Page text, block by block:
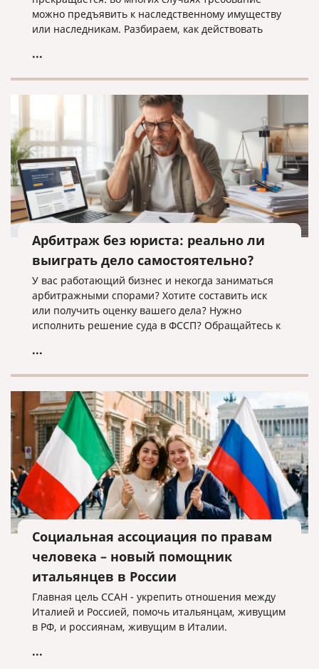
можно предъявить к наследственному имуществу
или наследникам. Разбираем, как действовать
наследство, еще не приняли его или когда
...
Арбитраж без юриста: реально ли
выиграть дело самостоятельно?
У вас работающий бизнес и некогда заниматься
арбитражными спорами? Хотите составить иск
или получить оценку вашего дела? Нужно
исполнить решение суда в ФССП? Обращайтесь к
...
Социальная ассоциация по правам
человека – новый помощник
итальянцев в России
Главная цель ССАН - укрепить отношения между
Италией и Россией, помочь итальянцам, живущим
в РФ, и россиянам, живущим в Италии.
...